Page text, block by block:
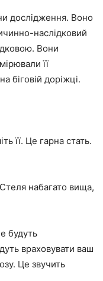
дослідження. Воно
наслідковий
Вони
її
біговій доріжці.
її. Це гарна стать.
набагато вища,
будуть
враховувати ваш
Це звучить